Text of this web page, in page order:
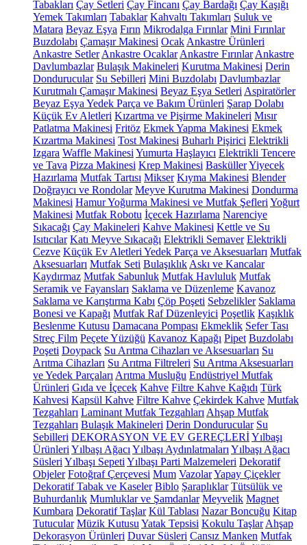
Tabakları Çay Setleri Çay Fincanı Çay Bardağı Çay Kaşığı
Yemek Takımları Tabaklar Kahvaltı Takımları Suluk ve
Matara Beyaz Eşya Fırın Mikrodalga Fırınlar Mini Fırınlar
Buzdolabı Çamaşır Makinesi Ocak Ankastre Ürünleri
Ankastre Setler Ankastre Ocaklar Ankastre Fırınlar Ankastre
Davlumbazlar Bulaşık Makineleri Kurutma Makinesi Derin
Dondurucular Su Sebilleri Mini Buzdolabı Davlumbazlar
Kurutmalı Çamaşır Makinesi Beyaz Eşya Setleri Aspiratörler
Beyaz Eşya Yedek Parça ve Bakım Ürünleri Şarap Dolabı
Küçük Ev Aletleri Kızartma ve Pişirme Makineleri Mısır
Patlatma Makinesi Fritöz Ekmek Yapma Makinesi Ekmek
Kızartma Makinesi Tost Makinesi Buharlı Pişirici Elektrikli
Izgara Waffle Makinesi Yumurta Haşlayıcı Elektrikli Tencere
ve Tava Pizza Makinesi Krep Makinesi BasküllerYiyecek
Hazırlama Mutfak Tartısı Mikser Kıyma Makinesi Blender
Doğrayıcı ve Rondolar Meyve Kurutma Makinesi Dondurma
Makinesi Hamur Yoğurma Makinesi ve Mutfak Şefleri Yoğurt
Makinesi Mutfak Robotu İçecek Hazırlama Narenciye
Sıkacağı Çay Makineleri Kahve Makinesi Kettle ve Su
Isıtıcılar Katı Meyve Sıkacağı Elektrikli Semaver Elektrikli
Cezve Küçük Ev Aletleri Yedek Parça ve Aksesuarları Mutfak
Aksesuarları Mutfak Seti Bulaşıklık Askı ve Kancalar
Kaydırmaz Mutfak Sabunluk Mutfak Havluluk Mutfak
Seramik ve Fayansları Saklama ve Düzenleme Kavanoz
Saklama ve Karıştırma Kabı Çöp Poşeti Sebzelikler Saklama
Bonesi ve Kapağı Mutfak Raf Düzenleyici Poşetlik Kaşıklık
Beslenme Kutusu Damacana Pompası Ekmeklik Sefer Tası
Streç Film Peçete Yüzüğü Kavanoz Kapağı Pipet Buzdolabı
Poşeti Doypack Su Arıtma Cihazları ve Aksesuarları Su
Arıtma Cihazları Su Arıtma Filtreleri Su Arıtma Aksesuarları
ve Yedek Parçaları Arıtma Musluğu Endüstriyel Mutfak
Ürünleri Gıda ve İçecek Kahve Filtre Kahve Kağıdı Türk
Kahvesi Kapsül Kahve Filtre Kahve Çekirdek Kahve Mutfak
Tezgahları Laminant Mutfak Tezgahları Ahşap Mutfak
Tezgahları Bulaşık Makineleri Derin Dondurucular Su
Sebilleri DEKORASYON VE EV GEREÇLERİYılbaşı
Ürünleri Yılbaşı Ağacı Yılbaşı Aydınlatmaları Yılbaşı Ağacı
Süsleri Yılbaşı Sepeti Yılbaşı Parti Malzemeleri Dekoratif
Objeler Fotoğraf Çerçevesi Mum VazolarYapay Çiçekler
Dekoratif Tabak ve Kaseler Biblo Şaraplıklar Tütsülük ve
Buhurdanlık Mumluklar ve Şamdanlar Meyvelik Magnet
Kumbara Dekoratif Taşlar Kül Tablası Nazar Boncuğu Kitap
Tutucular Müzik Kutusu Yatak Tepsisi Kokulu Taşlar Ahşap
Dekorasyon Ürünleri Duvar Süsleri Cansız Manken Mutfak